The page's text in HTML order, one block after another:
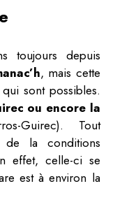
toujours depuis
, mais cette
qui sont possibles.
ou encore la
Guirec). Tout
la conditions
effet, celle-ci se
est à environ la